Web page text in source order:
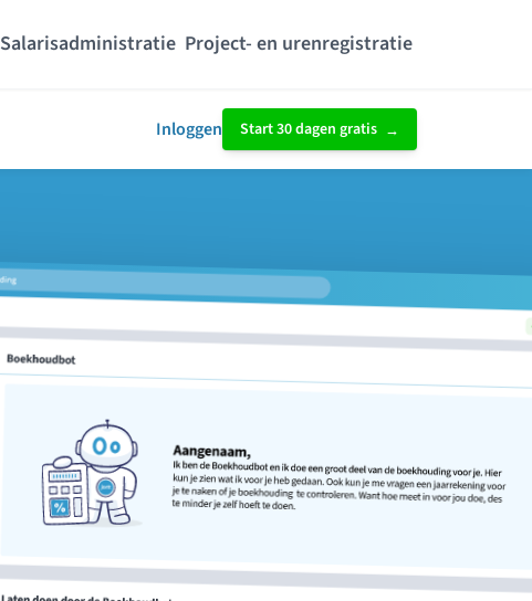
Salarisadministratie Project- en urenregistratie
Inloggen Start 30 dagen gratis